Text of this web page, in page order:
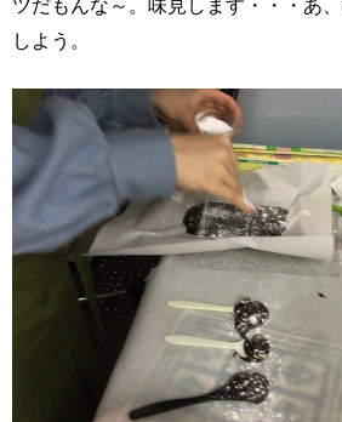
ツだもんな～。味見します・・・あ
しよう。